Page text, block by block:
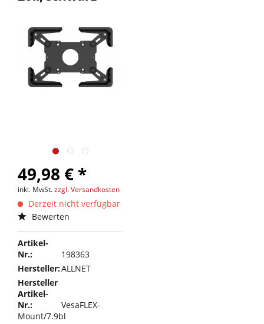
49,98 € *
inkl. MwSt.zzgl. Versandkosten
Derzeit nicht verfügbar
Bewerten
Artikel-
Nr.:
198363
Hersteller:ALLNET
Hersteller
Artikel-
Nr.:
VesaFLEX-
Mount/7.9bl